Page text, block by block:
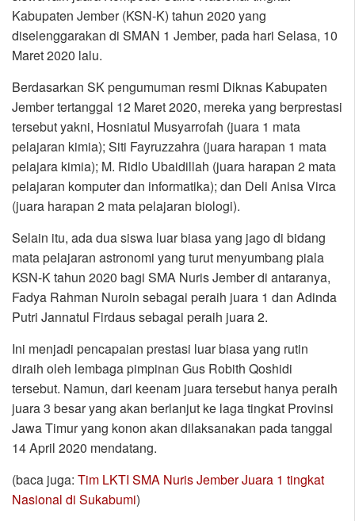
Kabupaten Jember (KSN-K) tahun 2020 yang
diselenggarakan di SMAN 1 Jember, pada hari Selasa, 10
Maret 2020 lalu.
Berdasarkan SK pengumuman resmi Diknas Kabupaten
Jember tertanggal 12 Maret 2020, mereka yang berprestasi
tersebut yakni, Hosniatul Musyarrofah (juara 1 mata
pelajaran kimia); Siti Fayruzzahra (juara harapan 1 mata
pelajara kimia); M. Ridlo Ubaidillah (juara harapan 2 mata
pelajaran komputer dan informatika); dan Deli Anisa Virca
(juara harapan 2 mata pelajaran biologi).
Selain itu, ada dua siswa luar biasa yang jago di bidang
mata pelajaran astronomi yang turut menyumbang piala
KSN-K tahun 2020 bagi SMA Nuris Jember di antaranya,
Fadya Rahman Nuroin sebagai peraih juara 1 dan Adinda
Putri Jannatul Firdaus sebagai peraih juara 2.
Ini menjadi pencapaian prestasi luar biasa yang rutin
diraih oleh lembaga pimpinan Gus Robith Qoshidi
tersebut. Namun, dari keenam juara tersebut hanya peraih
juara 3 besar yang akan berlanjut ke laga tingkat Provinsi
Jawa Timur yang konon akan dilaksanakan pada tanggal
14 April 2020 mendatang.
(baca juga: Tim LKTI SMA Nuris Jember Juara 1 tingkat
Nasional di Sukabumi)